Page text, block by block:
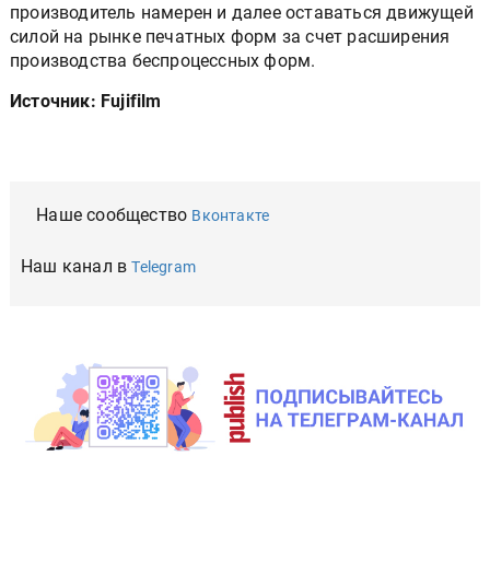
производитель намерен и далее оставаться движущей
силой на рынке печатных форм за счет расширения
производства беспроцессных форм.
Источник: Fujifilm
Наше сообщество Вконтакте
Наш канал вTelegram